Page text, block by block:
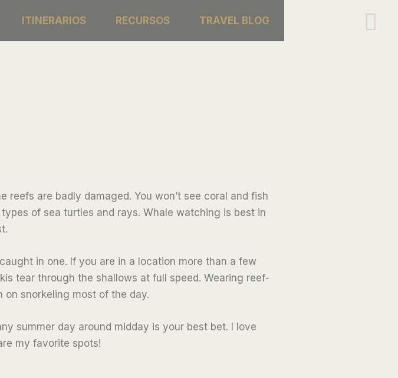
ITINERARIOS RECURSOS TRAVEL BLOG
are badly damaged. You won’t see coral and fish
of sea turtles and rays. Whale watching is best in
in one. If you are in a location more than a few
tear through the shallows at full speed. Wearing reef-
on snorkeling most of the day.
summer day around midday is your best bet. I love
my favorite spots!